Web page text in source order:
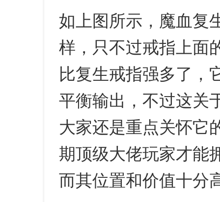
如上图所示，魔血复
样，只不过戒指上面
比复生戒指强多了，
平衡输出，不过这关
大家还是重点关怀它
期顶级大佬玩家才能
而其位置和价值十分